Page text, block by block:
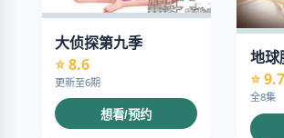
大侦探第九季
⭐ 8.6
更新至6期
想看/预约
地
⭐ 9.7
全8集